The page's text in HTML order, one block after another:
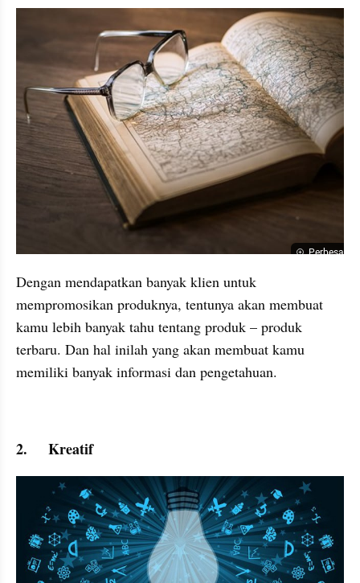
Perbesar
Dengan mendapatkan banyak klien untuk
mempromosikan produknya, tentunya akan membuat
kamu lebih banyak tahu tentang produk – produk
terbaru. Dan hal inilah yang akan membuat kamu
memiliki banyak informasi dan pengetahuan.
2.	Kreatif